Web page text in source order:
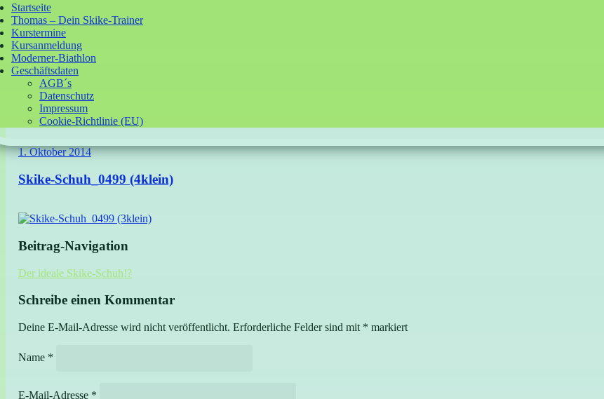
Startseite
Thomas – Dein Skike-Trainer
Kurstermine
Kursanmeldung
Moderner-Biathlon
Geschäftsdaten
AGB´s
Datenschutz
Impressum
Cookie-Richtlinie (EU)
1. Oktober 2014
Skike-Schuh_0499 (4klein)
Beitrag-Navigation
Der ideale Skike-Schuh!?
Schreibe einen Kommentar
Deine E-Mail-Adresse wird nicht veröffentlicht. Erforderliche Felder sind mit * markiert
Name *
E-Mail-Adresse *